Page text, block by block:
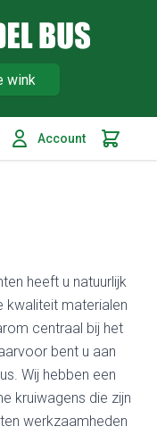
Account
heeft u natuurlijk
kwaliteit materialen
centraal bij het
bent u aan
Wij hebben een
kruiwagens die zijn
werkzaamheden